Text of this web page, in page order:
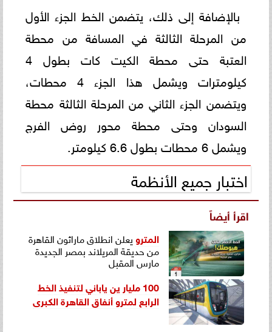
بالإضافة إلى ذلك، يتضمن الخط الجزء الأول
من المرحلة الثالثة في المسافة من محطة
العتبة حتى محطة الكيت كات بطول 4
كيلومترات ويشمل هذا الجزء 4 محطات،
ويتضمن الجزء الثاني من المرحلة الثالثة محطة
السودان وحتى محطة محور روض الفرج
ويشمل 6 محطات بطول 6.6 كيلومتر.
اختبار جميع الأنظمة
اقرأ أيضاً
المترويعلن انطلاق ماراثون القاهرة
من حديقة المريلاند بمصر الجديدة
مارس المقبل
100 مليار ين ياباني لتنفيذ الخط
الرابع لمترو أنفاق القاهرة الكبرى